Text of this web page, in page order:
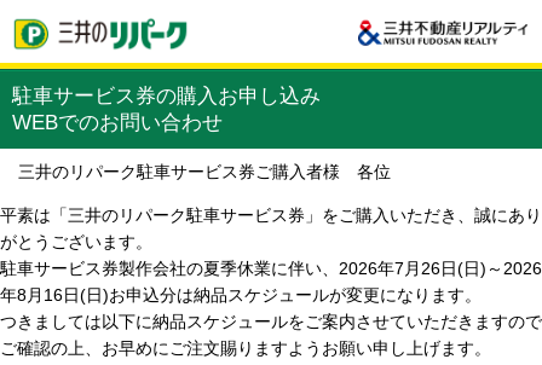
駐車サービス券の購入お申し込み
WEBでのお問い合わせ
三井のリパーク駐車サービス券ご購入者様 各位
平素は「三井のリパーク駐車サービス券」をご購入いただき、誠にあり
がとうございます。
駐車サービス券製作会社の夏季休業に伴い、2026年7月26日(日)～2026
年8月16日(日)お申込分は納品スケジュールが変更になります。
つきましては以下に納品スケジュールをご案内させていただきますので
ご確認の上、お早めにご注文賜りますようお願い申し上げます。